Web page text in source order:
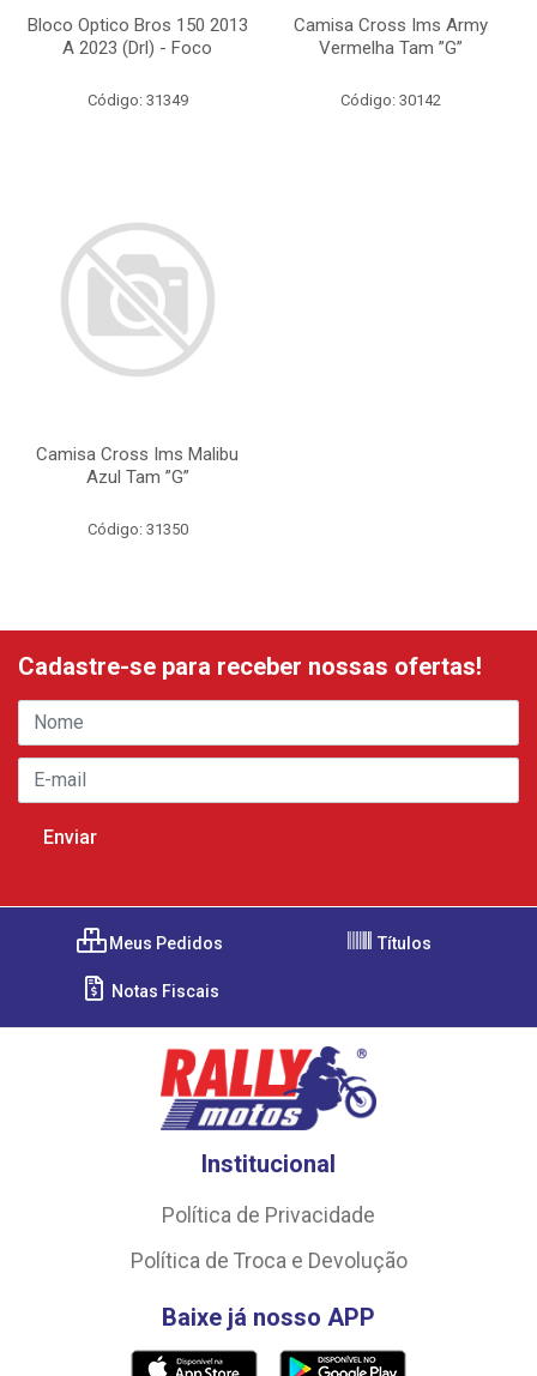
Bloco Optico Bros 150 2013
A 2023 (Drl) - Foco
Código: 31349
Camisa Cross Ims Army
Vermelha Tam ”G”
Código: 30142
Camisa Cross Ims Malibu
Azul Tam ”G”
Código: 31350
Cadastre-se para receber nossas ofertas!
Meus Pedidos Títulos
Notas Fiscais
Institucional
Política de Privacidade
Política de Troca e Devolução
Baixe já nosso APP